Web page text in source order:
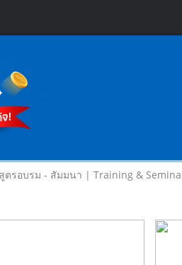
ตรอบรม - สัมมนา | Training &